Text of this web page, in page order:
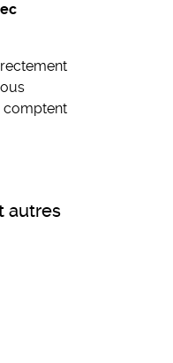
comptent
autres